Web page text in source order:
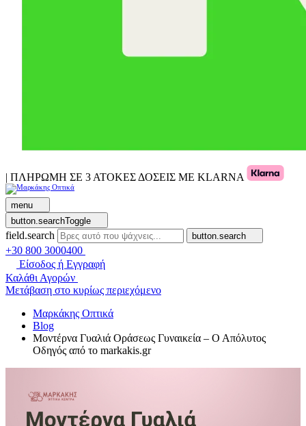
| ΠΛΗΡΩΜΗ ΣΕ 3 ΑΤΟΚΕΣ ΔΟΣΕΙΣ ΜΕ KLARNA
menu
button.searchToggle
field.search button.search
+30 800 3000400
Είσοδος ή Εγγραφή
Καλάθι Αγορών
Μετάβαση στο κυρίως περιεχόμενο
Μαρκάκης Οπτικά
Blog
Μοντέρνα Γυαλιά Οράσεως Γυναικεία – Ο Απόλυτος
Οδηγός από το markakis.gr